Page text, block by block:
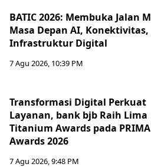
BATIC 2026: Membuka Jalan
Masa Depan AI, Konektivitas,
Infrastruktur Digital
7 Agu 2026, 10:39 PM
Transformasi Digital Perkuat
Layanan, bank bjb Raih Lima
Titanium Awards pada PRIMA
Awards 2026
7 Agu 2026, 9:48 PM